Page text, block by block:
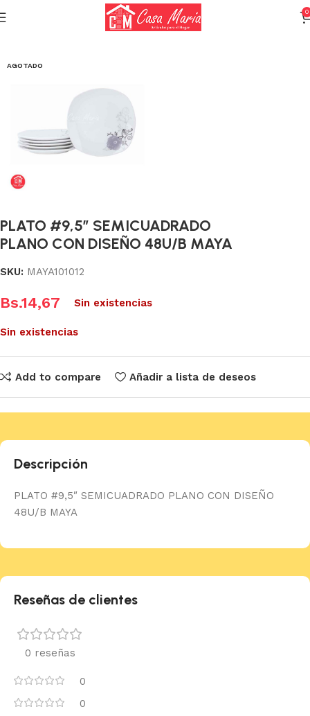
0
Vajilla Porcelana
AGOTADO
PLATO #9,5″ SEMICUADRADO
PLANO CON DISEÑO 48U/B MAYA
SKU: MAYA101012
Bs.14,67 Sin existencias
Sin existencias
Add to compare Añadir a lista de deseos
Descripción
PLATO #9,5″ SEMICUADRADO PLANO CON DISEÑO
48U/B MAYA
Reseñas de clientes
0 reseñas
0
0